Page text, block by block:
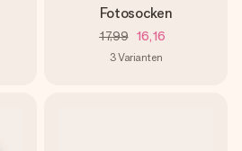
Fotosocken
17,99 16,16
3Varianten